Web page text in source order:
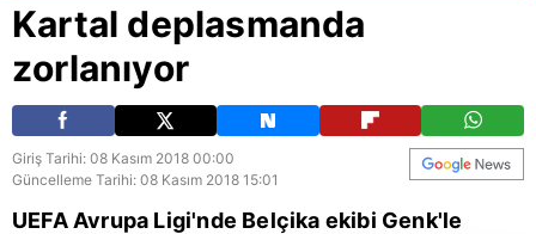
Kartal deplasmanda
zorlanıyor
Giriş Tarihi: 08 Kasım 2018 00:00
Güncelleme Tarihi: 08 Kasım 2018 15:01
UEFA Avrupa Ligi'nde Belçika ekibi Genk'le